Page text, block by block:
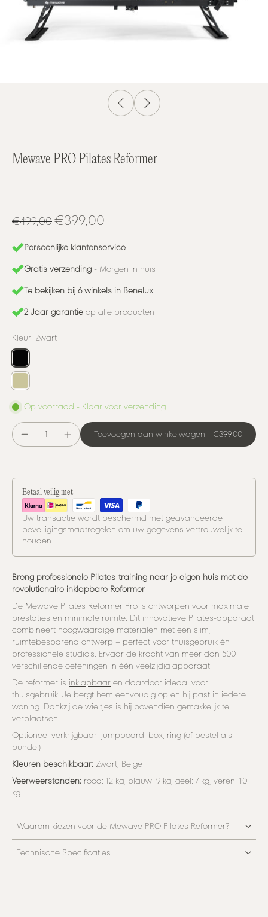
Mewave PRO Pilates Reformer
€499,00€399,00
Persoonlijke klantenservice
Gratis verzending - Morgen in huis
Te bekijken bij 6 winkels in Benelux
2 Jaar garantie op alle producten
Kleur: Zwart
Op voorraad - Klaar voor verzending
Toevoegen aan winkelwagen - €399,00
Betaal veilig met
Uw transactie wordt beschermd met geavanceerde
beveiligingsmaatregelen om uw gegevens vertrouwelijk te
houden
Breng professionele Pilates-training naar je eigen huis met de
revolutionaire inklapbare Reformer
De Mewave Pilates Reformer Pro is ontworpen voor maximale
prestaties en minimale ruimte. Dit innovatieve Pilates-apparaat
combineert hoogwaardige materialen met een slim,
ruimtebesparend ontwerp – perfect voor thuisgebruik én
professionele studio's. Ervaar de kracht van meer dan 500
verschillende oefeningen in één veelzijdig apparaat.
De reformer is inklapbaar en daardoor ideaal voor
thuisgebruik. Je bergt hem eenvoudig op en hij past in iedere
woning. Dankzij de wieltjes is hij bovendien gemakkelijk te
verplaatsen.
Optioneel verkrijgbaar: jumpboard, box, ring (of bestel als
bundel)
Kleuren beschikbaar: Zwart, Beige
Veerweerstanden: rood: 12 kg, blauw: 9 kg, geel: 7 kg, veren: 10
kg
Waarom kiezen voor de Mewave PRO Pilates Reformer?
Technische Specificaties